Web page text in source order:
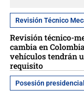
Revisión Técnico
Revisión técnico-
cambia en
vehículos tendrán
requisito
Posesión presidencial